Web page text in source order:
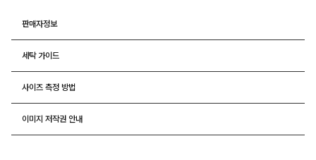
판매자정보
세탁 가이드
사이즈 측정 방법
이미지 저작권 안내